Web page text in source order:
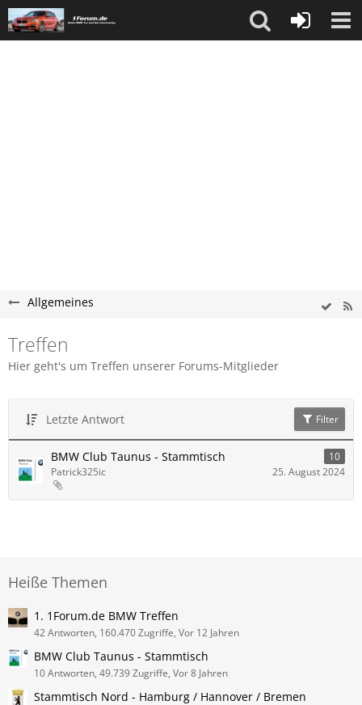
Allgemeines
Treffen
Hier geht's um Treffen unserer Forums-Mitglieder
Letzte Antwort Filter
BMW Club Taunus - Stammtisch
10
Patrick325ic
25. August 2024
Heiße Themen
1. 1Forum.de BMW Treffen
42 Antworten, 160.470 Zugriffe, Vor 12 Jahren
BMW Club Taunus - Stammtisch
10 Antworten, 49.739 Zugriffe, Vor 8 Jahren
Stammtisch Nord - Hamburg / Hannover / Bremen